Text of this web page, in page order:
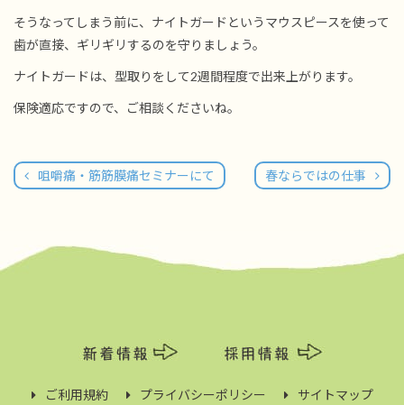
そうなってしまう前に、ナイトガードというマウスピースを使って
歯が直接、ギリギリするのを守りましょう。
ナイトガードは、型取りをして2週間程度で出来上がります。
保険適応ですので、ご相談くださいね。
春ならではの仕事
咀嚼痛・筋筋膜痛セミナーにて
ご利用規約 プライバシーポリシー サイトマップ